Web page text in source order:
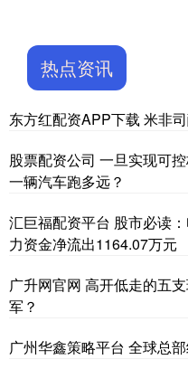
热点资讯
东方红配资APP下载 米非
股票配资公司 一旦实现可
一辆汽车跑多远？
汇巨福配资平台 股市必读
力资金净流出1164.07万元
广升网官网 高开低走的五
军？
广州华鑫策略平台 全球总